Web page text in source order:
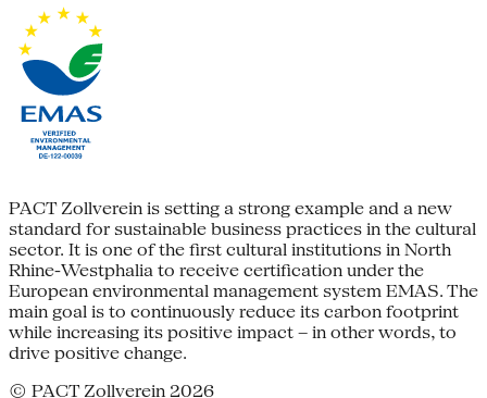
PACT Zollverein is setting a strong example and a new
standard for sustainable business practices in the cultural
sector. It is one of the first cultural institutions in North
Rhine-Westphalia to receive certification under the
European environmental management system EMAS. The
main goal is to continuously reduce its carbon footprint
while increasing its positive impact – in other words, to
drive positive change.
© PACT Zollverein 2026